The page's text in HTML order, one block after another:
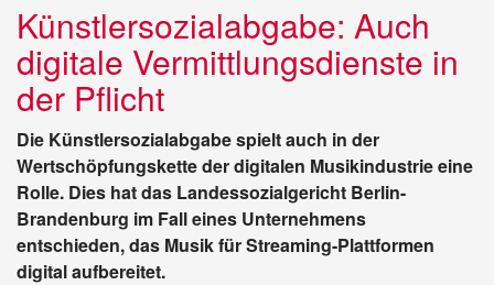
Künstlersozialabgabe: Auch
digitale Vermittlungsdienste in
der Pflicht
Die Künstlersozialabgabe spielt auch in der
Wertschöpfungskette der digitalen Musikindustrie eine
Rolle. Dies hat das Landessozialgericht Berlin-
Brandenburg im Fall eines Unternehmens
entschieden, das Musik für Streaming-Plattformen
digital aufbereitet.